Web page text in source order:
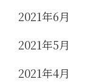
2021年6月
2021年5月
2021年4月